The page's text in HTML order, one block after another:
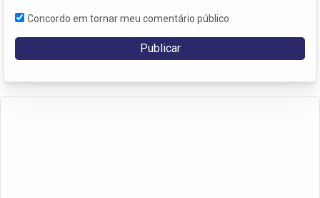
Concordo em tornar meu comentário público